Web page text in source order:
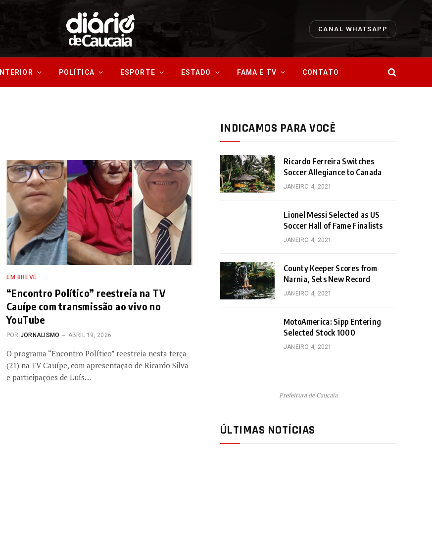
CANAL WHATSAPP
INTERIOR POLÍTICA ESPORTE ESTADO FAMA E TV CONTATO
EM BREVE
“Encontro Político” reestreia na TV
Cauípe com transmissão ao vivo no
YouTube
POR JORNALISMO ABRIL 19, 2026
O programa “Encontro Político” reestreia nesta terça
(21) na TV Cauípe, com apresentação de Ricardo Silva
e participações de Luís…
INDICAMOS PARA VOCÊ
Ricardo Ferreira Switches
Soccer Allegiance to Canada
JANEIRO 4, 2021
Lionel Messi Selected as US
Soccer Hall of Fame Finalists
JANEIRO 4, 2021
County Keeper Scores from
Narnia, Sets New Record
JANEIRO 4, 2021
MotoAmerica: Sipp Entering
Selected Stock 1000
JANEIRO 4, 2021
Prefeitura de Caucaia
ÚLTIMAS NOTÍCIAS